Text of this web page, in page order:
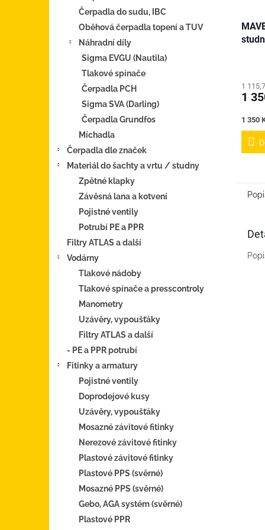
Čerpadla do sudu, IBC
Oběhová čerpadla topení a TUV
Náhradní díly
Sigma EVGU (Nautila)
Tlakové spínače
Čerpadla PCH
Sigma SVA (Darling)
Čerpadla Grundfos
Míchadla
Čerpadla dle značek
Materiál do šachty a vrtu / studny
Zpětné klapky
Závěsná lana a kotvení
Pojistné ventily
Potrubí PE a PPR
Filtry ATLAS a další
Vodárny
Tlakové nádoby
Tlakové spínače a presscontroly
Manometry
Uzávěry, vypoušťáky
Filtry ATLAS a další
- PE a PPR potrubí
Fitinky a armatury
Pojistné ventily
Doprodejové kusy
Uzávěry, vypoušťáky
Mosazné závitové fitinky
Nerezové závitové fitinky
Plastové závitové fitinky
Plastové PPS (svěrné)
Mosazné PPS (svěrné)
Gebo, AGA systém (svěrné)
Plastové PPR
1
1
Měrná
cena:
1 350